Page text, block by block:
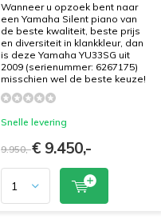
Wanneer u opzoek bent naar
een Yamaha Silent piano van
de beste kwaliteit, beste prijs
en diversiteit in klankkleur, dan
is deze Yamaha YU33SG uit
2009 (serienummer: 6267175)
misschien wel de beste keuze!
Snelle levering
9.950,-€ 9.450,-